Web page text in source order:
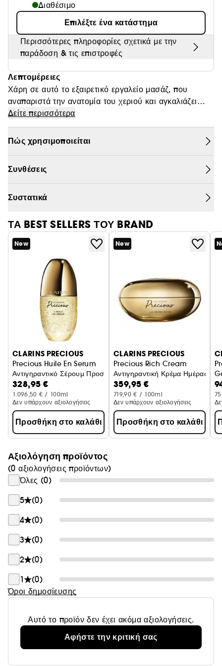
Θαμπάδα
Διαθέσιμο
Επιλέξτε ένα κατάστημα
Περισσότερες πληροφορίες σχετικά με την
παράδοση & τις επιστροφές
Λεπτομέρειες
Χάρη σε αυτό το εξαιρετικό εργαλείο μασάζ, που
αναπαριστά την ανατομία του χεριού και αγκαλιάζει
κάθε σημείο του προσώπου, μπορείτε να ενισχύσετε
την λειαίνουσα και συσφικτική δράση της κρέμας.
Επιπλέον, ξυπνά τη λάμψη της επιδερμίδας. Το πυκνό
έντασης και διευκολύνοντας την κυκλοφορία της
ενέργειας. Το κρύο “μαξιλαράκι” προσφέρει
συσφιγκτική και χαλαρωτική δράση, ενώ το
αποτελεσματικό και ευεργετικό μασάζ. Η τέχνη της
αφής Clarins σε έναν εξαιρετικό απλικατέρ,
δημιουργημένο από το Ινστιτούτο Clarins, για να
ενισχύσει την αισθητηριακή εμπειρία και την
αποτελεσματικότητα της περιποίησης.
Δείτε περισσότερα
Πώς χρησιμοποιείται
Συνθέσεις
Συστατικά
ΤΑ BEST SELLERS ΤΟΥ BRAND
New
CLARINS PRECIOUS
Precious Huile En Serum
Αντιγηραντικό Σέρουμ Προσώπου
328,95 €
1.096,50 € / 100ml
Δεν υπάρχουν αξιολογήσεις
Προσθήκη στο καλάθι
New
CLARINS PRECIOUS
Precious Rich Cream
Αντιγηραντική Κρέμα Ημέρας
359,95 €
719,90 € / 100ml
Δεν υπάρχουν αξιολογήσεις
Προσθήκη στο καλάθι
Αξιολόγηση προϊόντος
(0 αξιολογήσεις προϊόντων)
Όλες (0)
5
(0)
4
(0)
3
(0)
2
(0)
1
(0)
Όροι δημοσίευσης
Αυτό το προϊόν δεν έχει ακόμα αξιολογήσεις.
Αφήστε την κριτική σας